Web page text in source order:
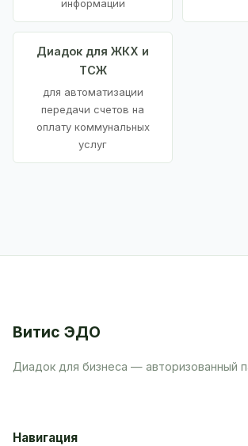
информации
Диадок для ЖКХ и
ТСЖ
для автоматизации
передачи счетов на
оплату коммунальных
услуг
Витис ЭДО
Диадок для бизнеса — авторизованный
Навигация